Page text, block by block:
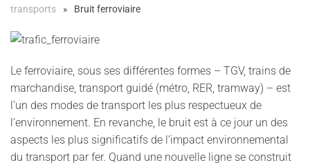
transports
Bruit ferroviaire
Le ferroviaire, sous ses différentes formes – TGV, trains de
marchandise, transport guidé (métro, RER, tramway) – est
l’un des modes de transport les plus respectueux de
l’environnement. En revanche, le bruit est à ce jour un des
aspects les plus significatifs de l’impact environnemental
du transport par fer. Quand une nouvelle ligne se construit